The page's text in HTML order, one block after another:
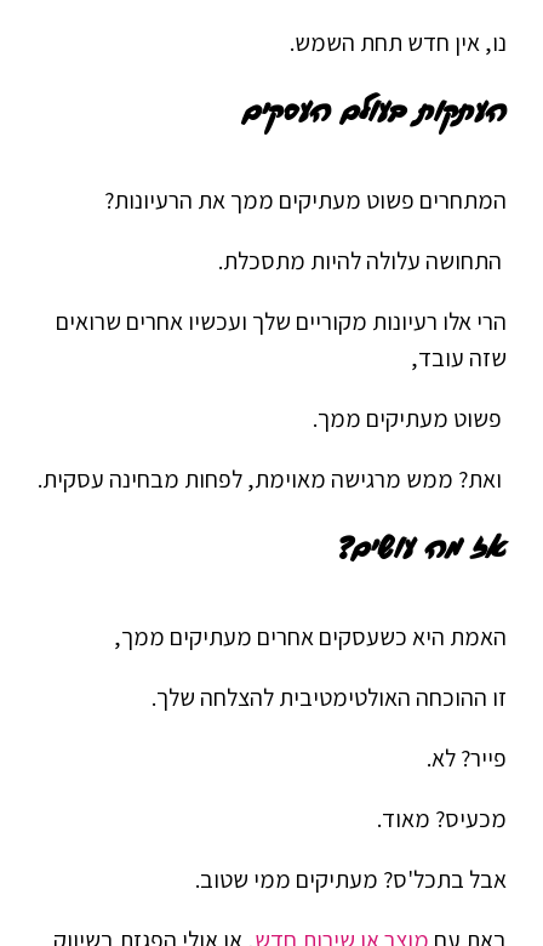
נו, אין חדש תחת השמש.
העתקות בעולם העסקים
המתחרים פשוט מעתיקים ממך את הרעיונות?
התחושה עלולה להיות מתסכלת.
הרי אלו רעיונות מקוריים שלך ועכשיו אחרים שרואים
שזה עובד,
פשוט מעתיקים ממך.
ואת? ממש מרגישה מאוימת, לפחות מבחינה עסקית.
אז מה עושים?
האמת היא כשעסקים אחרים מעתיקים ממך,
זו ההוכחה האולטימטיבית להצלחה שלך.
פייר? לא.
מכעיס? מאוד.
אבל בתכל'ס? מעתיקים ממי שטוב.